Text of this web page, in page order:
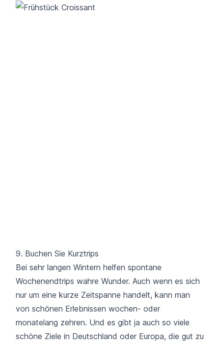
9. Buchen Sie Kurztrips
Bei sehr langen Wintern helfen spontane
Wochenendtrips wahre Wunder. Auch wenn es sich
nur um eine kurze Zeitspanne handelt, kann man
von schönen Erlebnissen wochen- oder
monatelang zehren. Und es gibt ja auch so viele
schöne Ziele in Deutschland oder Europa, die gut zu